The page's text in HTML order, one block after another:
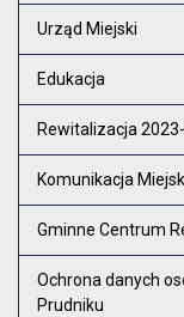
Urząd Miejski
Edukacja
Rewitalizacja
Komunikacja
Gminne Centrum
Ochrona danych
Prudniku